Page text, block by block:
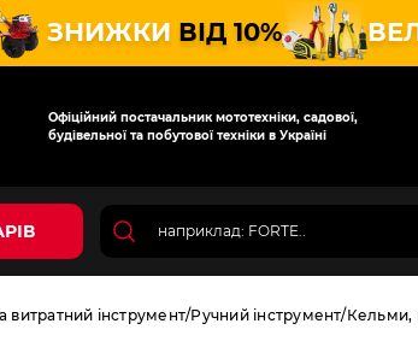
ЗНИЖКИ ВІД 10%
Офіційний постачальник мототехніки, садової,
будівельної та побутової техніки в Україні
витратний інструмент Ручний інструмент Кельми,